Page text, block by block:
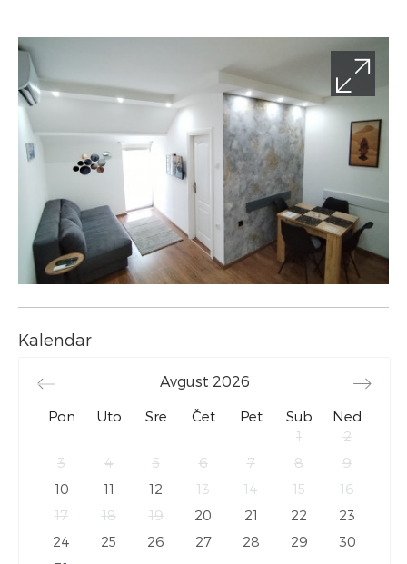
Kalendar
Avgust 2026
Pon Uto Sre Čet Pet Sub
Ned
1
2
3
4 5 6 7 8
9
10
11 12 13 14 15
16
17
18 19 20 21 22
23
24
25 26 27 28 29
30